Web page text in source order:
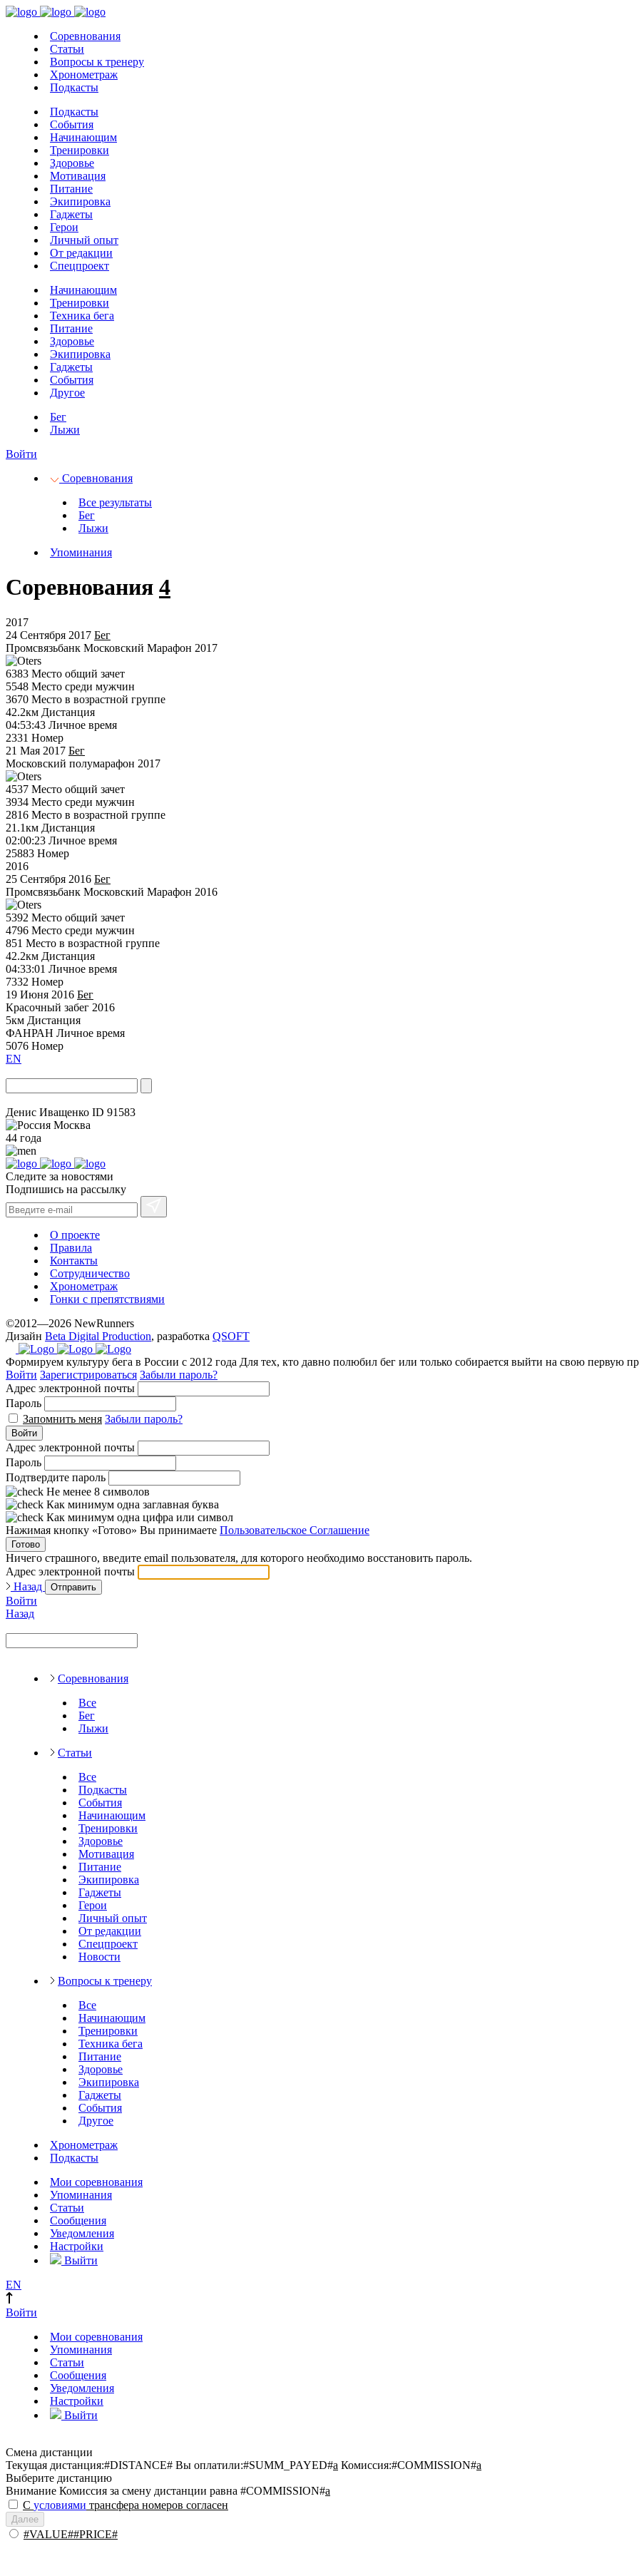
Соревнования
Статьи
Вопросы к тренеру
Хронометраж
Подкасты
Подкасты
События
Начинающим
Тренировки
Здоровье
Мотивация
Питание
Экипировка
Гаджеты
Герои
Личный опыт
От редакции
Спецпроект
Начинающим
Тренировки
Техника бега
Питание
Здоровье
Экипировка
Гаджеты
События
Другое
Бег
Лыжи
Войти
Соревнования
Все результаты
Бег
Лыжи
Упоминания
Соревнования 4
2017
24 Сентября 2017 Бег
Промсвязьбанк Московский Марафон 2017
6383 Место общий зачет
5548 Место среди мужчин
3670 Место в возрастной группе
42.2км Дистанция
04:53:43 Личное время
2331 Номер
21 Мая 2017 Бег
Московский полумарафон 2017
4537 Место общий зачет
3934 Место среди мужчин
2816 Место в возрастной группе
21.1км Дистанция
02:00:23 Личное время
25883 Номер
2016
25 Сентября 2016 Бег
Промсвязьбанк Московский Марафон 2016
5392 Место общий зачет
4796 Место среди мужчин
851 Место в возрастной группе
42.2км Дистанция
04:33:01 Личное время
7332 Номер
19 Июня 2016 Бег
Красочный забег 2016
5км Дистанция
ФАНРАН Личное время
5076 Номер
EN
Денис Иващенко ID 91583
Москва
44 года
Следите за новостями
Подпишись на рассылку
О проекте
Правила
Контакты
Сотрудничество
Хронометраж
Гонки с препятствиями
©2012—2026 NewRunners
Дизайн Beta Digital Production, разработка QSOFT
Формируем культуру бега в России с 2012 года Для тех, кто давно полюбил бег или только собирается выйти на свою первую
Войти Зарегистрироваться Забыли пароль?
Адрес электронной почты
Пароль
Запомнить меня Забыли пароль?
Войти
Адрес электронной почты
Пароль
Подтвердите пароль
Не менее 8 символов
Как минимум одна заглавная буква
Как минимум одна цифра или символ
Нажимая кнопку «Готово» Вы принимаете Пользовательское Соглашение
Готово
Ничего страшного, введите email пользователя, для которого необходимо восстановить пароль.
Адрес электронной почты
Назад
Отправить
Войти
Назад
Соревнования
Все
Бег
Лыжи
Статьи
Все
Подкасты
События
Начинающим
Тренировки
Здоровье
Мотивация
Питание
Экипировка
Гаджеты
Герои
Личный опыт
От редакции
Спецпроект
Новости
Вопросы к тренеру
Все
Начинающим
Тренировки
Техника бега
Питание
Здоровье
Экипировка
Гаджеты
События
Другое
Хронометраж
Подкасты
Мои соревнования
Упоминания
Статьи
Сообщения
Уведомления
Настройки
Выйти
EN
Войти
Мои соревнования
Упоминания
Статьи
Сообщения
Уведомления
Настройки
Выйти
Смена дистанции
Текущая дистанция:#DISTANCE# Вы оплатили:#SUMM_PAYED#a Комиссия:#COMMISSION#a
Выберите дистанцию
Внимание Комиссия за смену дистанции равна #COMMISSION#a
С условиями трансфера номеров согласен
Далее
#VALUE##PRICE#